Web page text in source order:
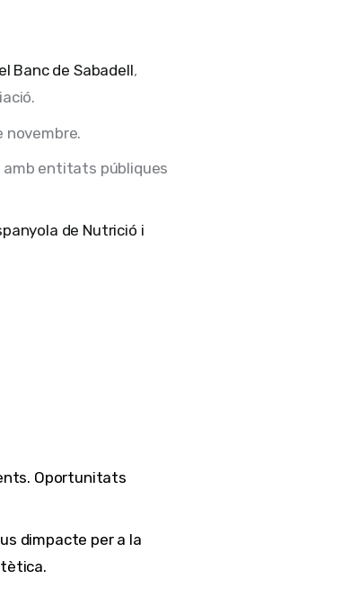
Banc de Sabadell,
novembre.
amb entitats públiques
de Nutrició i
Oportunitats
dimpacte per a la